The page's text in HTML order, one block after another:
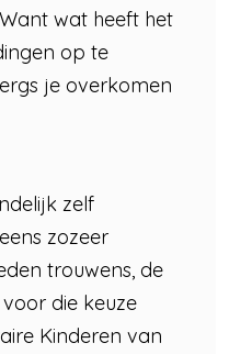
wat heeft het
op te
je overkomen
zelf
zozeer
trouwens, de
die keuze
Kinderen van